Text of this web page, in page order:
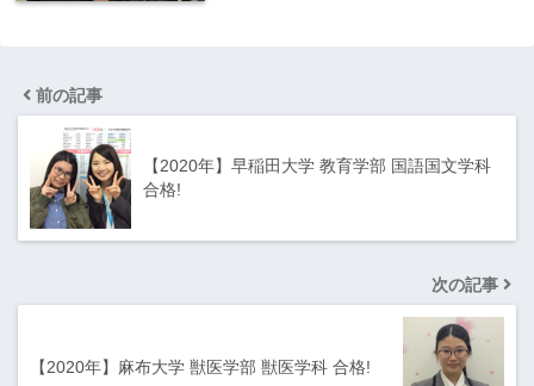
前の記事
【2020年】早稲田大学 教育学部 国語国文学科
合格!
次の記事
【2020年】麻布大学 獣医学部 獣医学科 合格!